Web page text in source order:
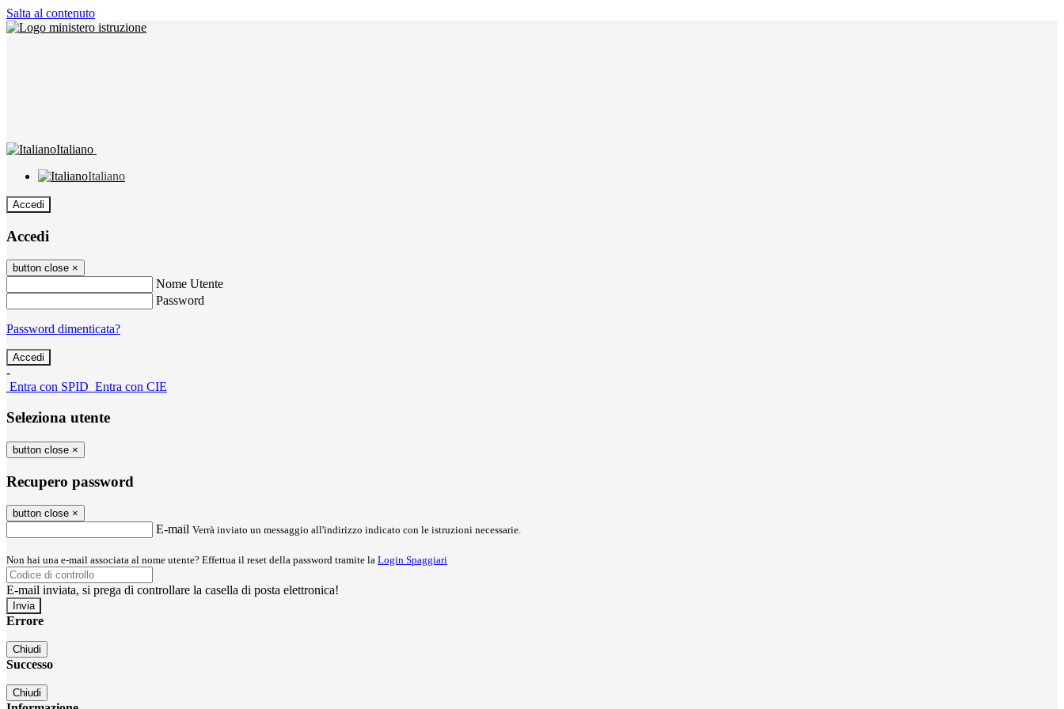
Salta al contenuto
Italiano
Italiano
Accedi
Accedi
button close ×
Nome Utente
Password
Password dimenticata?
-
Entra con SPID Entra con CIE
Seleziona utente
button close ×
Recupero password
button close ×
E-mail Verrà inviato un messaggio all'indirizzo indicato con le istruzioni necessarie.
Non hai una e-mail associata al nome utente? Effettua il reset della password tramite la Login Spaggiari
E-mail inviata, si prega di controllare la casella di posta elettronica!
Errore
Chiudi
Successo
Chiudi